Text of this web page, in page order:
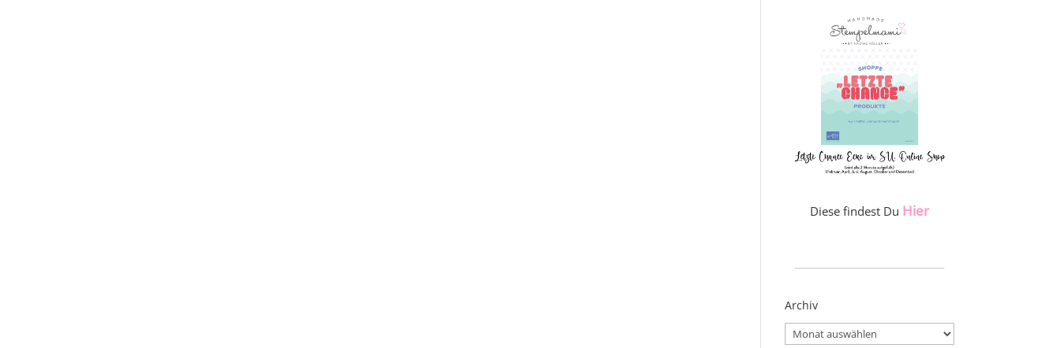
Diese findest Du Hier
Archiv
Archiv